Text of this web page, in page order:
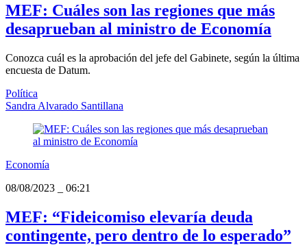
MEF: Cuáles son las regiones que más
desaprueban al ministro de Economía
Conozca cuál es la aprobación del jefe del Gabinete, según la última
encuesta de Datum.
Política
Sandra Alvarado Santillana
Economía
08/08/2023
06:21
MEF: “Fideicomiso elevaría deuda
contingente, pero dentro de lo esperado”